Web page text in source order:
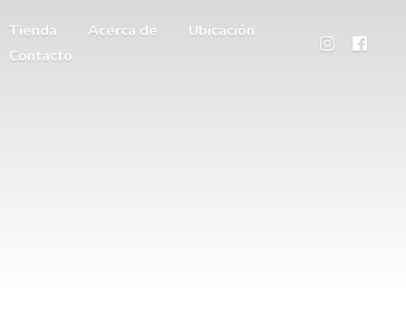
Tienda Acerca de
Ubicación
Contacto